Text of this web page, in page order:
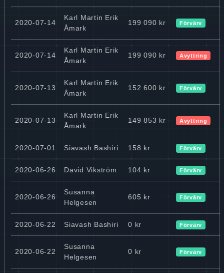
2020-07-14
Karl Martin Erik
Åmark
199 090 kr Förvärv
2020-07-14
Karl Martin Erik
Åmark
199 090 kr Avyttring
2020-07-13
Karl Martin Erik
Åmark
152 600 kr Förvärv
2020-07-13
Karl Martin Erik
Åmark
149 853 kr Avyttring
2020-07-01 Siavash Bashiri 158 kr Förvärv
2020-06-26 David Vikström 104 kr Förvärv
2020-06-26
Susanna
Helgesen
605 kr Förvärv
2020-06-22 Siavash Bashiri 0 kr Förvärv
2020-06-22
Susanna
Helgesen
0 kr Förvärv